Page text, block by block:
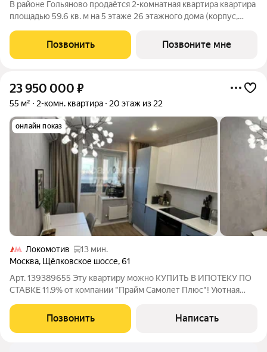
В районе Гольяново продаётся 2-комнатная квартира квартира
площадью 59.6 кв. м на 5 этаже 26 этажного дома (корпус,
расположение 25 минут пешком до станции метро
«Черкизовская» 14 минут на автомобиле до
Позвонить Позвоните мне
23 950 000 ₽
55 м² 2-комн. квартира 20 этаж из 22
онлайн показ
Локомотив
13 мин.
Москва, Щёлковское шоссе,61
Арт. 139389655 Эту квартиру можно КУПИТЬ В ИПОТЕКУ ПО
СТАВКЕ 11.9% от компании "Прайм Самолет Плюс"! Уютная
хлопот! Ищете квартиру, где можно сразу жить и не тратить
время и деньги на ремонт? Эта
Позвонить Написать